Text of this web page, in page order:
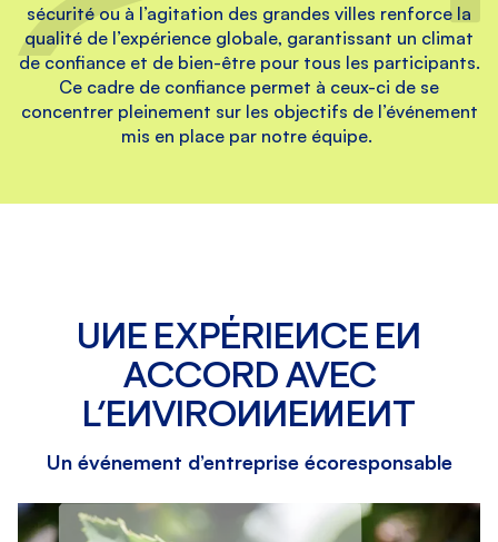
sécurité ou à l’agitation des grandes villes renforce la
qualité de l’expérience globale, garantissant un climat
de confiance et de bien-être pour tous les participants.
Ce cadre de confiance permet à ceux-ci de se
concentrer pleinement sur les objectifs de l’événement
mis en place par notre équipe.
UNE EXPÉRIENCE EN
ACCORD AVEC
L’ENVIRONNEMENT
Un événement d’entreprise écoresponsable